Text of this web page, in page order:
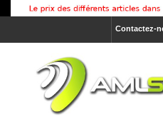
Contactez-